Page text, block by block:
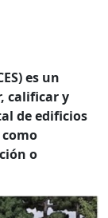
es un
calificar y
de edificios
o